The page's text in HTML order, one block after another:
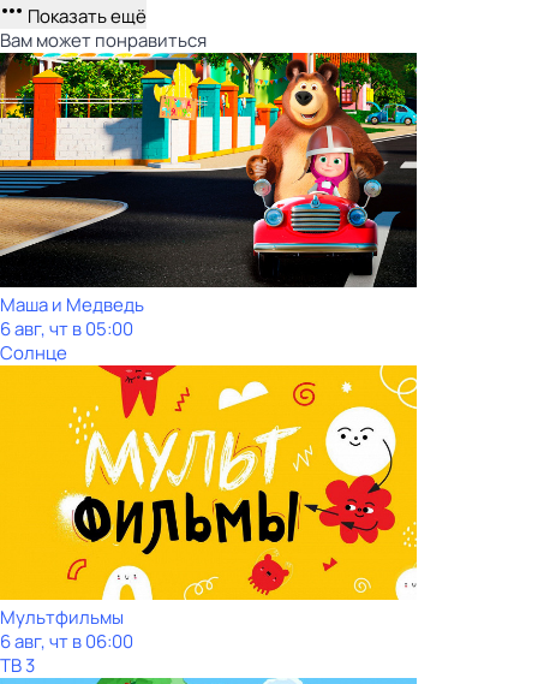
Показать ещё
Вам может понравиться
Маша и Медведь
6 авг, чт в 05:00
Солнце
Мультфильмы
6 авг, чт в 06:00
ТВ 3